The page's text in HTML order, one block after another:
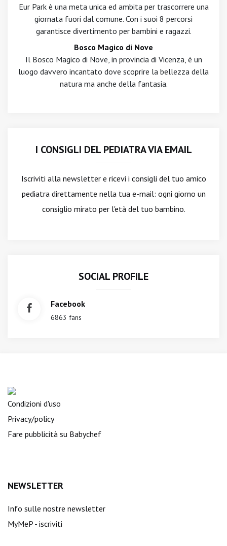
Eur Park è una meta unica ed ambita per trascorrere una
giornata fuori dal comune. Con i suoi 8 percorsi
garantisce divertimento per bambini e ragazzi.
Bosco Magico di Nove
Il Bosco Magico di Nove, in provincia di Vicenza, è un
luogo davvero incantato dove scoprire la bellezza della
natura ma anche della fantasia.
I CONSIGLI DEL PEDIATRA VIA EMAIL
Iscriviti alla newslettere ricevi i consigli del tuo amico
pediatra direttamente nella tua e-mail: ogni giorno un
consiglio mirato per l'età del tuo bambino.
SOCIAL PROFILE
Facebook
6863 fans
Condizioni d'uso
Privacy/policy
Fare pubblicità su Babychef
NEWSLETTER
Info sulle nostre newsletter
MyMeP - iscriviti